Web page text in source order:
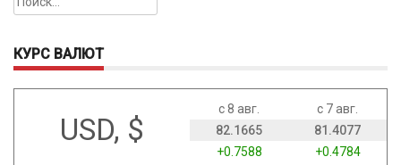
КУРС ВАЛЮТ
USD, $
с 8 авг.
с 7 авг.
82.1665
81.4077
+0.7588
+0.4784